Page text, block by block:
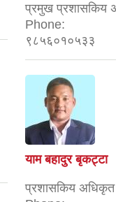
प्रमुख प्रशासकिय
Phone:
९८५६०१०५३३
याम बहादुर बृकट्टा
प्रशासकिय अधिकृत